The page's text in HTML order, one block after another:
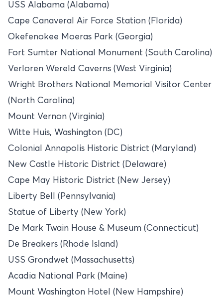
USS Alabama (Alabama)
Cape Canaveral Air Force Station (Florida)
Okefenokee Moeras Park (Georgia)
Fort Sumter National Monument (South Carolina)
Verloren Wereld Caverns (West Virginia)
Wright Brothers National Memorial Visitor Center
(North Carolina)
Mount Vernon (Virginia)
Witte Huis, Washington (DC)
Colonial Annapolis Historic District (Maryland)
New Castle Historic District (Delaware)
Cape May Historic District (New Jersey)
Liberty Bell (Pennsylvania)
Statue of Liberty (New York)
De Mark Twain House & Museum (Connecticut)
De Breakers (Rhode Island)
USS Grondwet (Massachusetts)
Acadia National Park (Maine)
Mount Washington Hotel (New Hampshire)